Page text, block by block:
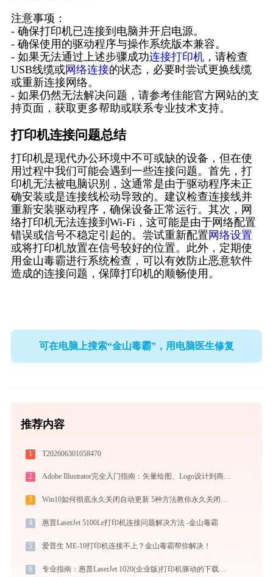
注意事项：
- 确保打印机已连接到电脑并开启电源。
- 确保使用的驱动程序与操作系统版本兼容。
- 如果无法通过上述步骤成功连接打印机，请检查
USB线缆或网络连接的状态，必要时尝试更换线缆
或重新连接网络。
- 如果仍然无法解决问题，请参考佳能官方网站的支
持页面，获取更多帮助或联系专业技术支持。
打印机连接问题总结
打印机是现代办公环境中不可或缺的设备，但在使
用过程中我们可能会遇到一些连接问题。首先，打
印机无法被电脑识别，这通常是由于驱动程序未正
确安装或是连接线松动导致的。建议检查连接线并
重新安装驱动程序，确保设备正常运行。其次，网
络打印机无法连接到Wi-Fi，这可能是由于网络配置
错误或信号不稳定引起的。尝试重新配置 网络设置
或将打印机放置在信号较好的位置。此外，定期使
用金山毒霸进行系统检查，可以有效防止恶意软件
造成的连接问题，保障打印机的顺畅使用。
可在电脑上搜索“金山毒霸”，用电脑医生修复
推荐内容
1 T202606301058470
2 Adobe Illustrator完全入门指南：矢量绘图、Logo设计到商业插画的必备工具详解
3 Win10如何彻底永久关闭自动更新 5种方法教你永久关闭win10自动更新
4 惠普LaserJet 5100Le打印机连接问题解决方法 -金山毒霸
5 爱普生 ME-10打印机连接不上？金山毒霸帮你解决！
6 专业指南：惠普LaserJet 1020(企业版)打印机驱动的下载与安装步骤详解